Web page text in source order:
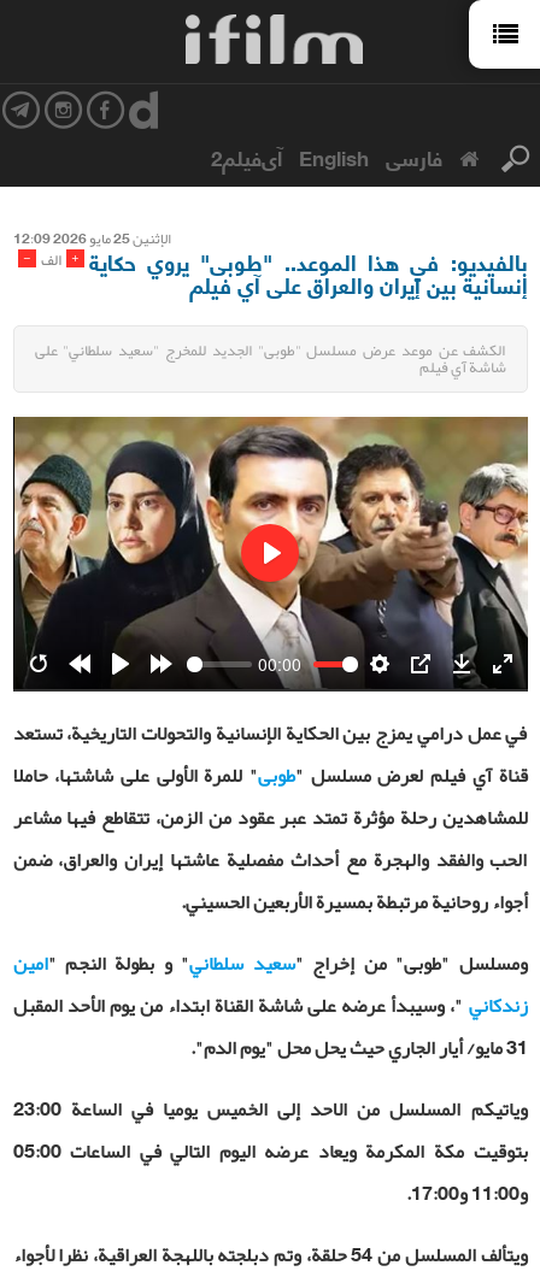
فارسی English آی‌فیلم2
الإثنین 25 مایو 2026 12:09
- الف + بالفيديو: في هذا الموعد.. "طوبى" يروي حكاية
إنسانية بين إيران والعراق على آي فيلم
الكشف عن موعد عرض مسلسل "طوبى" الجديد للمخرج "سعيد سلطاني" على
شاشة آي فيلم
RestartRewindPlay Forward
00:00
Settings
PIP Download
Play
في عمل درامي يمزج بين الحكاية الإنسانية والتحولات التاريخية، تستعد
قناة آي فيلم لعرض مسلسل "طوبى" للمرة الأولى على شاشتها، حاملا
للمشاهدين رحلة مؤثرة تمتد عبر عقود من الزمن، تتقاطع فيها مشاعر
الحب والفقد والهجرة مع أحداث مفصلية عاشتها إيران والعراق، ضمن
أجواء روحانية مرتبطة بمسيرة الأربعين الحسيني.
ومسلسل "طوبى" من إخراج "سعيد سلطاني" و بطولة النجم "امين
زندكاني "، وسيبدأ عرضه على شاشة القناة ابتداء من يوم الأحد المقبل
31 مايو/ أيار الجاري حيث يحل محل "يوم الدم".
وياتيكم المسلسل من الاحد إلى الخميس يوميا في الساعة 23:00
بتوقيت مكة المكرمة ويعاد عرضه اليوم التالي في الساعات 05:00
و11:00 و17:00.
ويتألف المسلسل من 54 حلقة، وتم دبلجته باللهجة العراقية، نظرا لأجواء